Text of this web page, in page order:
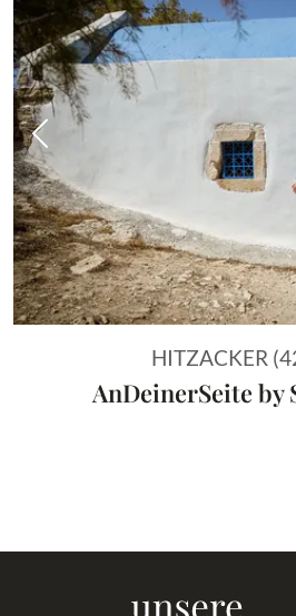
Vorheriges Bild
HITZACKER
AnDeinerSeite by